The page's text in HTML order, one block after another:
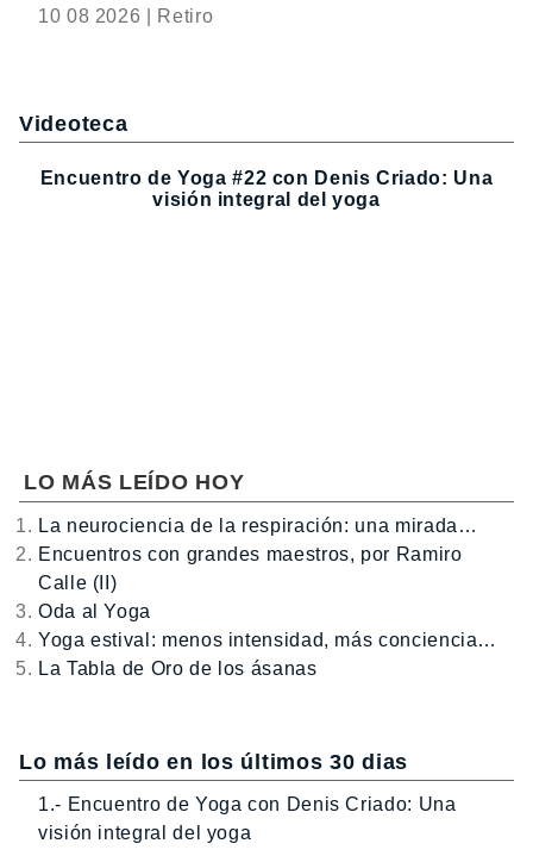
10 08 2026 | Retiro
Videoteca
Encuentro de Yoga #22 con Denis Criado: Una
visión integral del yoga
LO MÁS LEÍDO HOY
La neurociencia de la respiración: una mirada…
Encuentros con grandes maestros, por Ramiro
Calle (II)
Oda al Yoga
Yoga estival: menos intensidad, más conciencia…
La Tabla de Oro de los ásanas
Lo más leído en los últimos 30 dias
1.- Encuentro de Yoga con Denis Criado: Una
visión integral del yoga